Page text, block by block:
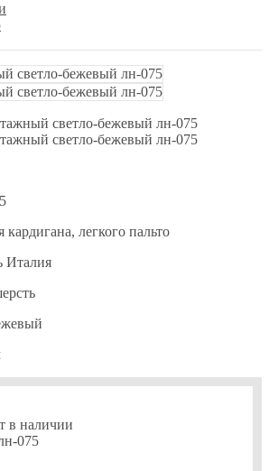
кардигана, легкого пальто
Италия
в наличии
075